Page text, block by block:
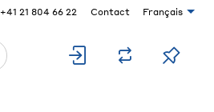
+41 21 804 66 22 Contact Français